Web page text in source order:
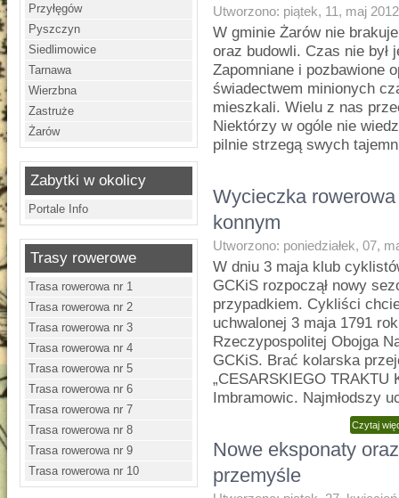
Przyłęgów
Pyszczyn
Siedlimowice
Tarnawa
Wierzbna
Zastruże
Żarów
Zabytki w okolicy
Portale Info
Trasy rowerowe
Trasa rowerowa nr 1
Trasa rowerowa nr 2
Trasa rowerowa nr 3
Trasa rowerowa nr 4
Trasa rowerowa nr 5
Trasa rowerowa nr 6
Trasa rowerowa nr 7
Trasa rowerowa nr 8
Trasa rowerowa nr 9
Trasa rowerowa nr 10
Utworzono: piątek, 11, maj 2012
W gminie Żarów nie
oraz budowli. Czas nie był
Zapomniane i pozbawione
świadectwem minionych
mieszkali. Wielu z nas
Niektórzy w ogóle nie
pilnie strzegą swych
Wycieczka
konnym
Utworzono: poniedziałek, 07,
W dniu 3 maja klub
GCKiS rozpoczął nowy
przypadkiem. Cykliści
uchwalonej 3 maja 1791
Rzeczypospolitej Obojga
GCKiS. Brać kolarska
„CESARSKIEGO TRAKTU
Imbramowic. Najmłodszy
Czytaj
Nowe eksponaty
przemyśle